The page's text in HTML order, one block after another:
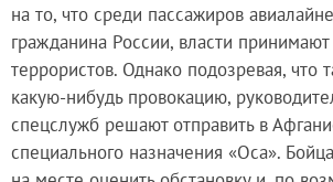
на то, что среди пассажиров
гражданина России, власти
террористов. Однако подозревая, что
какую-нибудь провокацию,
спецслужб решают отправить в
специального назначения «Оса».